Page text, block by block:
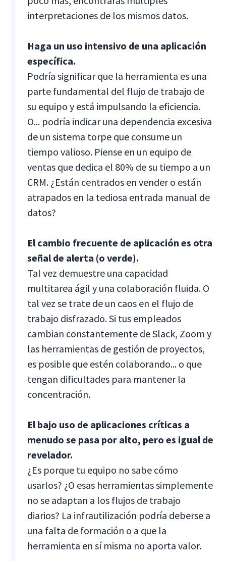
interpretaciones de los mismos datos.
Haga un uso intensivo de una aplicación
específica.
Podría significar que la herramienta es una
parte fundamental del flujo de trabajo de
su equipo y está impulsando la eficiencia.
O... podría indicar una dependencia excesiva
de un sistema torpe que consume un
tiempo valioso. Piense en un equipo de
ventas que dedica el 80% de su tiempo a un
CRM. ¿Están centrados en vender o están
atrapados en la tediosa entrada manual de
datos?
El cambio frecuente de aplicación es otra
señal de alerta (o verde).
Tal vez demuestre una capacidad
multitarea ágil y una colaboración fluida. O
tal vez se trate de un caos en el flujo de
trabajo disfrazado. Si tus empleados
cambian constantemente de Slack, Zoom y
las herramientas de gestión de proyectos,
es posible que estén colaborando... o que
tengan dificultades para mantener la
concentración.
El bajo uso de aplicaciones críticas a
menudo se pasa por alto, pero es igual de
revelador.
¿Es porque tu equipo no sabe cómo
usarlos? ¿O esas herramientas simplemente
no se adaptan a los flujos de trabajo
diarios? La infrautilización podría deberse a
una falta de formación o a que la
herramienta en sí misma no aporta valor.